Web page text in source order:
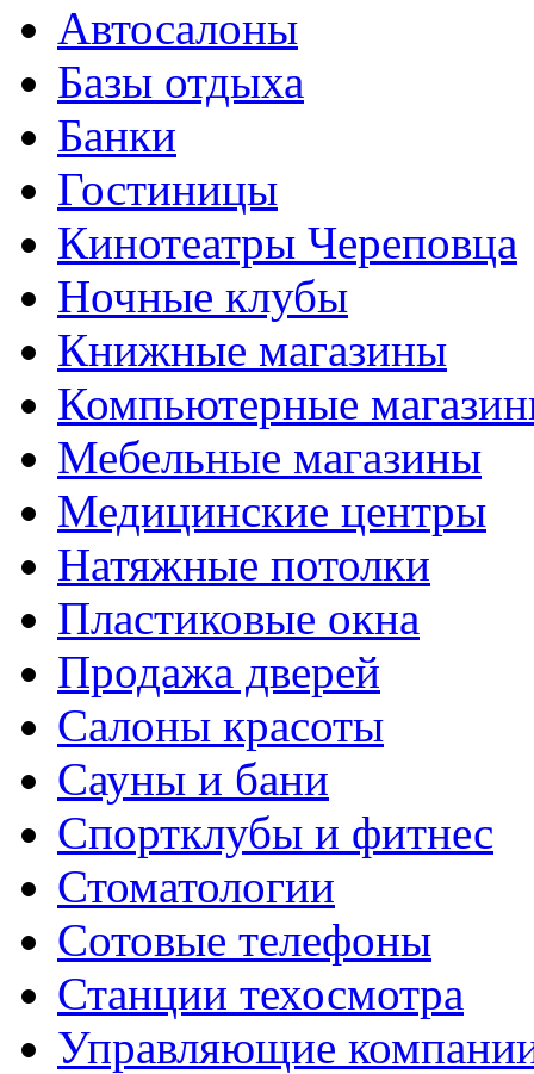
Автосалоны
Базы отдыха
Банки
Гостиницы
Кинотеатры Череповца
Ночные клубы
Книжные магазины
Компьютерные
Мебельные магазины
Медицинские центры
Натяжные потолки
Пластиковые окна
Продажа дверей
Салоны красоты
Сауны и бани
Спортклубы и фитнес
Стоматологии
Сотовые телефоны
Станции техосмотра
Управляющие